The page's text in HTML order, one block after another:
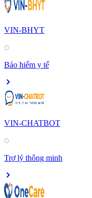
VIN-BHYT
Bảo hiểm y tế
VIN-CHATBOT
Trợ lý thông minh